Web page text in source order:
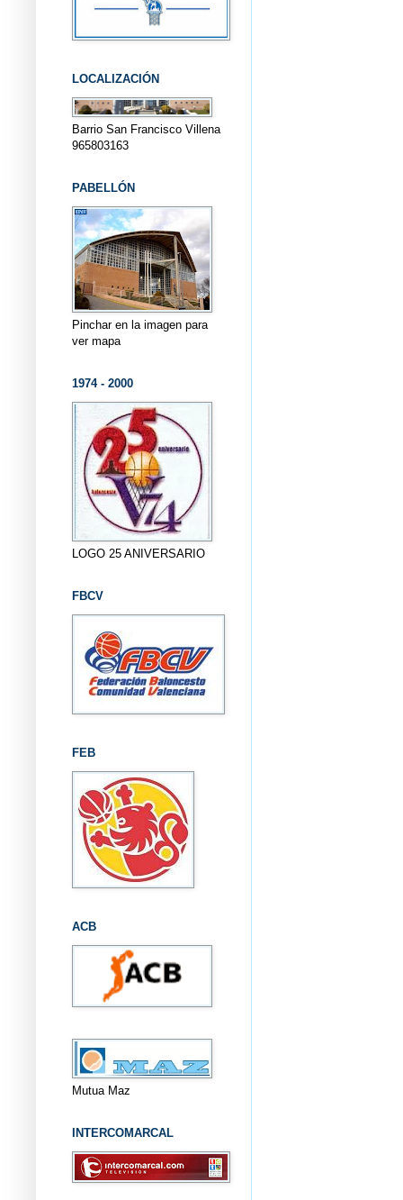
LOCALIZACIÓN
Barrio San Francisco Villena
965803163
PABELLÓN
Pinchar en la imagen para
ver mapa
1974 - 2000
LOGO 25 ANIVERSARIO
FBCV
FEB
ACB
Mutua Maz
INTERCOMARCAL